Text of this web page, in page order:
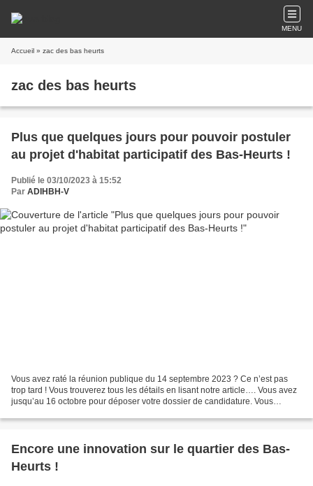
MENU
Accueil » zac des bas heurts
zac des bas heurts
Plus que quelques jours pour pouvoir postuler
au projet d'habitat participatif des Bas-Heurts !
Publié le 03/10/2023 à 15:52
Par ADIHBH-V
Vous avez raté la réunion publique du 14 septembre 2023 ? Ce n’est pas
trop tard ! Vous trouverez tous les détails en lisant notre article…. Vous avez
jusqu’au 16 octobre pour déposer votre dossier de candidature. Vous
heurts.fr/candidature-bas-heurts...
Encore une innovation sur le quartier des Bas-
Heurts !